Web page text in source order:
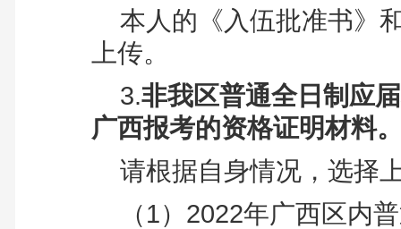
本人的《入伍批准书》
上传。
3.非我区普通全日制应
广西报考的资格证明材料
请根据自身情况，选择
（1）2022年广西区内